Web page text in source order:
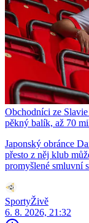
Obchodníci ze
pěkný balík, až 70
Japonský obránce
přesto z něj klub
promyšlené smluvní
SportyŽivě
6. 8. 2026, 21:32